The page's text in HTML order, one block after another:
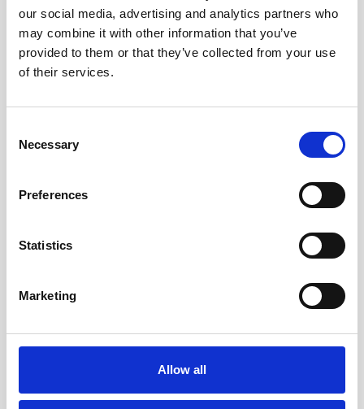
our social media, advertising and analytics partners who
may combine it with other information that you’ve
provided to them or that they’ve collected from your use
of their services.
Selection
Necessary
Preferences
Statistics
Marketing
Allow all
bieten wir alternative Materialien an, die unseren Kunden
ein optimales Kosten-Nutzen-Verhältnis garantieren.
, der marktführende expandierte Polypropylen-
Energieabsorption mit hoher struktureller Festigkeit bei
minimalem Gewicht. Diese technischen Polymere bieten
Isolierung und ist zu 100 % recycelbar – ideal für
Anwendungen als auch für innovative Prototypen.